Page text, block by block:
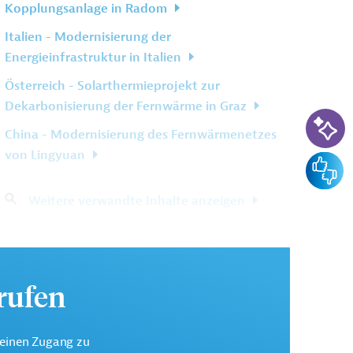
Kopplungsanlage in Radom
Italien - Modernisierung der
Energieinfrastruktur in Italien
Österreich - Solarthermieprojekt zur
Dekarbonisierung der Fernwärme in Graz
China - Modernisierung des Fernwärmenetzes
von Lingyuan
Zugang zu
KI-